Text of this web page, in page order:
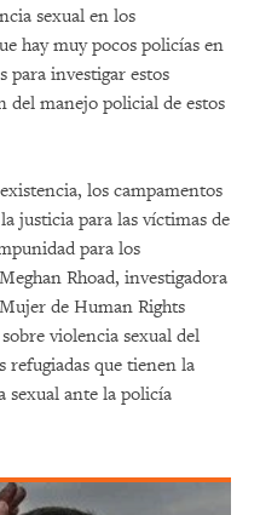
sexual en los
hay muy pocos policías en
para investigar estos
del manejo policial de estos
los campamentos
justicia para las víctimas de
para los
Rhoad, investigadora
de Human Rights
violencia sexual del
refugiadas que tienen la
sexual ante la policía